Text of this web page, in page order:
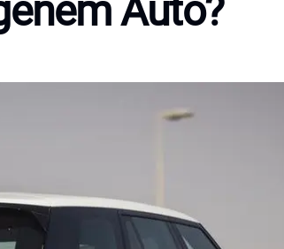
Auto?